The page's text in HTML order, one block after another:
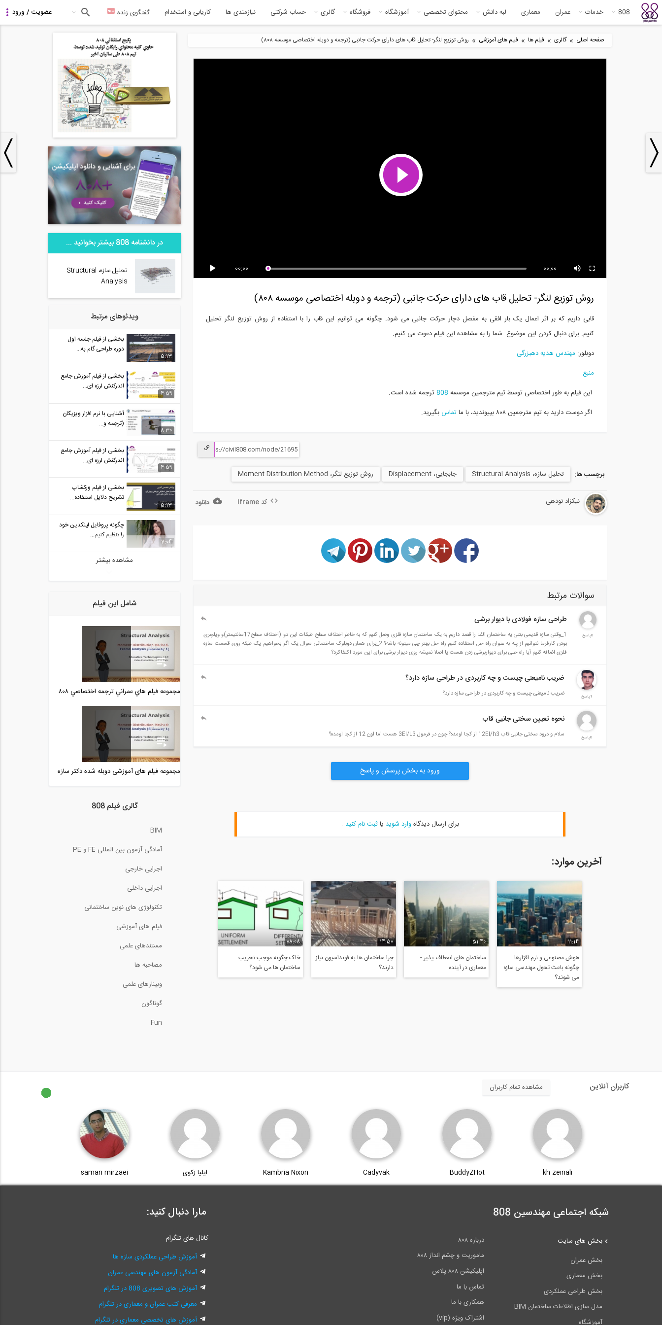
808 خدمات عمران معماری لبه دانش محتوای تخصصی آموزشگاه فروشگاه گالری حساب شرکتی نیازمندی ها کاریابی و استخدام گفتگوی زنده
صفحه اصلی » گالری » فیلم ها » فیلم های آموزشی » روش توزیع لنگر- تحلیل قاب های دارای حرکت جانبی (ترجمه و دوبله اختصاصی موسسه ۸۰۸)
00:00 00:00
روش توزیع لنگر- تحلیل قاب های دارای حرکت جانبی (ترجمه و دوبله اختصاصی موسسه ۸۰۸)
قابی داریم که بر اثر اعمال یک بار افقی به مفصل دچار حرکت جانبی می شود. چگونه می توانیم این قاب را با استفاده از روش توزیع لنگر تحلیل
کنیم. برای دنبال کردن این موضوع شما را به مشاهده این فیلم دعوت می کنیم.
دوبلور: مهندس هدیه دهبزرگی
منبع
این فیلم به طور اختصاصی توسط تیم مترجمین موسسه 808ترجمه شده است.
اگر دوست دارید به تیم مترجمین ۸۰۸ بپیوندید، با ما
تماس بگیرید.
برچسب ها: تحلیل سازه، Structural Analysis جابجایی، Displacement روش توزیع لنگر، Moment Distribution Method
دانلود نیکزاد نودهی کد Iframe
سوالات مرتبط
0پاسخ
طراحی سازه فولادی با دیوار برشی
1_وقتی سازه قدیمی بتنی یه ساختمان الف را قصد داریم به یک ساختمان سازه فلزی وصل کنیم که به خاطر اختلاف سطح طبقات این دو (اختلاف سطح17سانتیمتر)و ویلچری
بودن کارفرما نتوانیم از پله به عنوان راه حل استفاده کنیم راه حل بهتر چی میتونه باشه؟ 2_برای همان دوبلوک ساختمانی سوال یک اگر بخواهیم یک طبقه روی قسمت سازه
فلزی اضافه کنیم آیا راه حلی برای دیواربرشی زدن هست یا اصلا نمیشه روی دیوار برشی برای این مورد اکتفاکرد؟
1پاسخ
ضریب نامیعنی چیست و چه کاربردی در طراحی سازه دارد؟
ضریب نامیعنی چیست و چه کاربردی در طراحی سازه دارد؟
0پاسخ
نحوه تعیین سختی جانبی قاب
سلام و درود سختی جانبی قاب 12EI/h3 از کجا اومده؟ چون در فرمول 3EI/L3 هست اما اون 12 از کجا اومده؟
ورود به بخش پرسش و پاسخ
برای ارسال دیدگاهوارد شوید یاثبت نام کنید .
آخرین موارد:
11:14
هوش مصنوعی و نرم افزارها
چگونه باعث تحول مهندسی سازه
می شوند؟
51:40
ساختمان های انعطاف پذیر -
معماری در آینده
14:50
چرا ساختمان ها به فونداسیون نیاز
دارند؟
08:08
خاک چگونه موجب تخریب
ساختمان ها می شود؟
در دانشنامه 808 بیشتر بخوانید ...
تحلیل سازه، Structural
Analysis
ویدئوهای مرتبط
5:13
بخشی از فیلم جلسه اول
دوره طراحی گام به...
4:59
بخشی از فیلم آموزش جامع
اندرکنش لرزه ای...
8:30
آشنایی با نرم افزار ویزیکان
(ترجمه و...
4:59
بخشی از فیلم آموزش جامع
اندرکنش لرزه ای...
5:13
بخشی از فیلم ورکشاپ
تشریح دلایل استفاده...
7:04
چگونه پروفایل لینکدین خود
را تنظیم کنیم...
حل تست ریاضی کنکور ارشد-
بخشی از فیلم آموزشی تحلیل
غیرخطی قاب...
7:00
حل تست ریاضی کنکور ارشد-
پارت ۳
4:59
بخشی از فیلم آموزشی مدل
سازی میراگر...
11:46
متحرک‌‌‌‌ (...
3:04
محاسبه لنگر گیردار انتهایی در
تیر تحت...
مشاهده بیشتر
شامل این فیلم
مجموعه فيلم هاي عمراني ترجمه اختصاصي ٨٠٨
131فیلم
مجموعه فیلم های آموزشی دوبله شده دکتر سازه
94فیلم
گالری فیلم 808
BIM
آمادگی آزمون بین المللی FE و PE
اجرایی خارجی
اجرایی داخلی
تکنولوژی های نوین ساختمانی
فیلم های آموزشی
مستندهای علمی
مصاحبه ها
وبینارهای علمی
گوناگون
Fun
کاربران آنلاین مشاهده تمام کاربران
kh zeinali
BuddyZHot
Cadyvak
Kambria Nixon ایلیا زکوی saman mirzaei
شبکه اجتماعی مهندسین 808
درباره ۸۰۸
ماموریت و چشم انداز ۸۰۸
اپلیکیشن ۸۰۸ پلاس
تماس با ما
همکاری با ما
اشتراک ویژه (vip)
بخش های سایت
بخش عمران
بخش معماری
بخش طراحی عملکردی
مدل سازی اطلاعات ساختمان BIM
آموزشگاه
مارا دنبال کنید:
کانال های تلگرام
آموزش طراحی عملکردی سازه ها
آمادگی آزمون های مهندسی عمران
آموزش های تصویری 808 در تلگرام
معرفی کتب عمران و معماری در تلگرام
آموزش های تخصصی معماری در تلگرام